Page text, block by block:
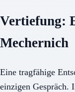
Vertiefung:
Mechernich
Eine tragfähige
einzigen Gespräch.